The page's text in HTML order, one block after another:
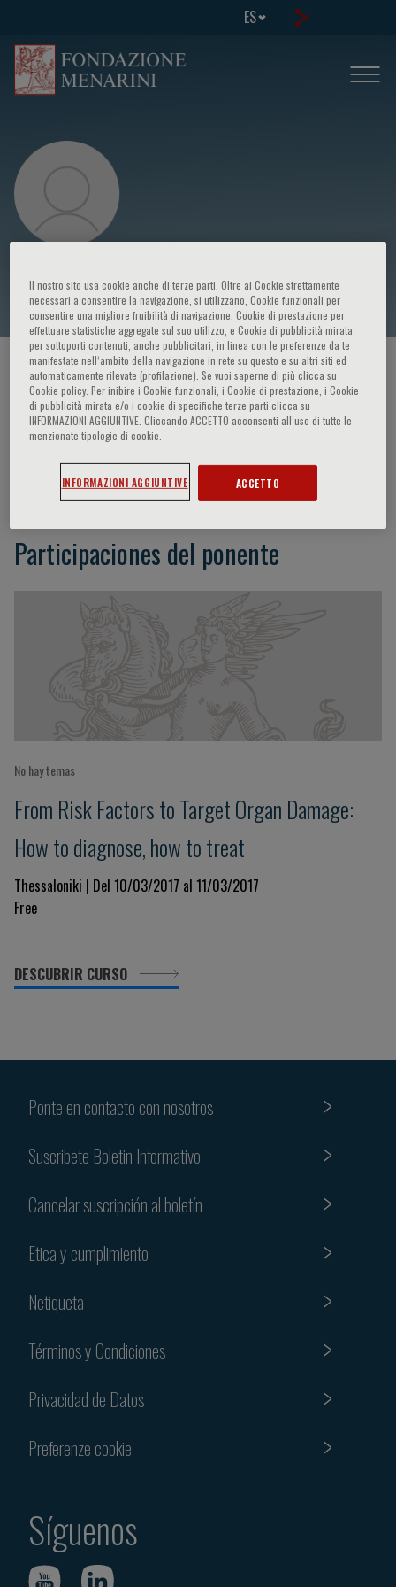
ES
E. Hatziagelaki
HOME PAGE / CURSOS Y EVENTOS / ORADOR
E. Hatziagelaki
Participaciones del ponente
No hay temas
From Risk Factors to Target Organ Damage:
How to diagnose, how to treat
Thessaloniki | Del 10/03/2017 al 11/03/2017
Free
DESCUBRIR CURSO
Ponte en contacto con nosotros
Suscribete Boletin Informativo
Cancelar suscripción al boletín
Etica y cumplimiento
Netiqueta
Términos y Condiciones
Privacidad de Datos
Preferenze cookie
Síguenos
Il nostro sito usa cookie anche di terze parti. Oltre ai Cookie strettamente
necessari a consentire la navigazione, si utilizzano, Cookie funzionali per
consentire una migliore fruibilità di navigazione, Cookie di prestazione per
effettuare statistiche aggregate sul suo utilizzo, e Cookie di pubblicità mirata
per sottoporti contenuti, anche pubblicitari, in linea con le preferenze da te
manifestate nell‘ambito della navigazione in rete su questo e su altri siti ed
automaticamente rilevate (profilazione). Se vuoi saperne di più clicca su
Cookie policy. Per inibire i Cookie funzionali, i Cookie di prestazione, i Cookie
di pubblicità mirata e/o i cookie di specifiche terze parti clicca su
INFORMAZIONI AGGIUNTIVE. Cliccando ACCETTO acconsenti all’uso di tutte le
menzionate tipologie di cookie.
INFORMAZIONI AGGIUNTIVE ACCETTO